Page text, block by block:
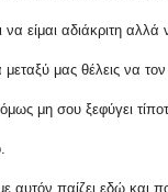
είμαι αδιάκριτη
μας θέλεις να
μη σου ξεφύγει
αυτόν παίζει εδώ και